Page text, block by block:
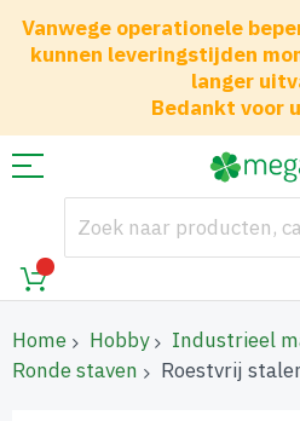
Vanwege operationele
kunnen leveringstijden
langer
Bedankt voor
Home Hobby
Industrieel
Ronde staven
Roestvrij